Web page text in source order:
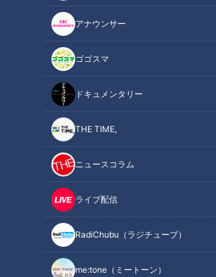
アナウンサー
ゴゴスマ
ドキュメンタリー
THE TIME,
ニュースコラム
ライブ配信
RadiChubu（ラジチューブ）
me:tone（ミートーン）
記事に戻る
この記事を見たあなたへのおすすめ